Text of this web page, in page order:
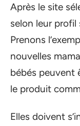
Après le site
selon leur profil
Prenons
nouvelles
bébés peuvent
le produit
Elles doivent